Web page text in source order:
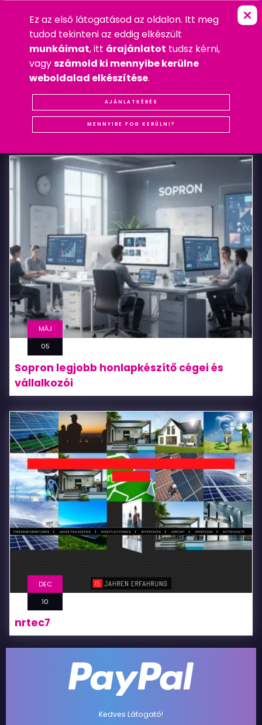
AVI CS DE PÓ »
WEBDESIGN
2011. NOVEMBER 28. HÉTFŐ
WEBDESIGN
#REFERENCIA
KAPCSOLÓDÓBEJEGYZÉSEK
MÁJ
05
Sopron legjobb honlapkészítő cégei és
vállalkozói
DEC
10
nrtec7
Kedves Látogató!
Ez az első látogatásod az oldalon. Itt meg
tudod tekinteni az eddig elkészült
munkáimat, itt árajánlatot tudsz kérni,
vagyszámold ki mennyibe kerülne
weboldalad elkészítése.
AJÁNLATKÉRÉS
MENNYIBE FOG KERÜLNI?